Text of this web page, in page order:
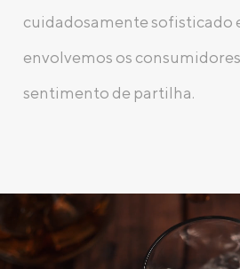
cuidadosamente sofisticado
envolvemos os
sentimento de partilha.